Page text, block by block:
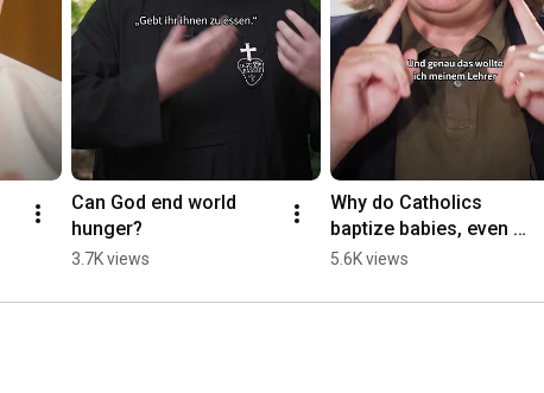
Can God end world
hunger?
3.7K views
Why do Catholics
baptize babies, even
though they can't
themselves yet? 🤔
5.6K views